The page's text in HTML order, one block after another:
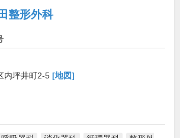
整形外科
内坪井町2-5 [地図]